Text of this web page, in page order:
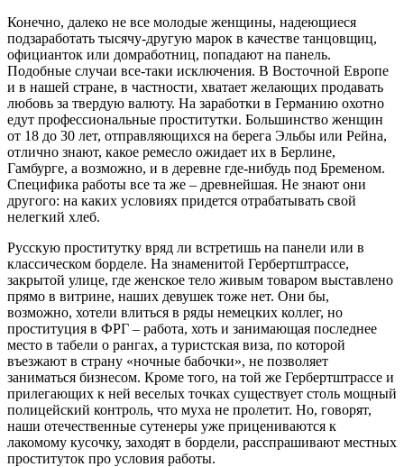
Конечно, далеко не все молодые женщины, надеющиеся
подзаработать тысячу-другую марок в качестве танцовщиц,
официанток или домработниц, попадают на панель.
Подобные случаи все-таки исключения. В Восточной Европе
и в нашей стране, в частности, хватает желающих продавать
любовь за твердую валюту. На заработки в Германию охотно
едут профессиональные проститутки. Большинство женщин
от 18 до 30 лет, отправляющихся на берега Эльбы или Рейна,
отлично знают, какое ремесло ожидает их в Берлине,
Гамбурге, а возможно, и в деревне где-нибудь под Бременом.
Специфика работы все та же – древнейшая. Не знают они
другого: на каких условиях придется отрабатывать свой
нелегкий хлеб.
Русскую проститутку вряд ли встретишь на панели или в
классическом борделе. На знаменитой Гербертштрассе,
закрытой улице, где женское тело живым товаром выставлено
прямо в витрине, наших девушек тоже нет. Они бы,
возможно, хотели влиться в ряды немецких коллег, но
проституция в ФРГ – работа, хоть и занимающая последнее
место в табели о рангах, а туристская виза, по которой
въезжают в страну «ночные бабочки», не позволяет
заниматься бизнесом. Кроме того, на той же Гербертштрассе и
прилегающих к ней веселых точках существует столь мощный
полицейский контроль, что муха не пролетит. Но, говорят,
наши отечественные сутенеры уже прицениваются к
лакомому кусочку, заходят в бордели, расспрашивают местных
проституток про условия работы.